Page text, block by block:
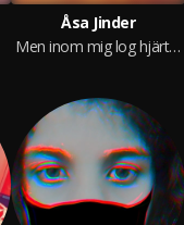
Åsa Jinder
Men inom mig log hjärtat